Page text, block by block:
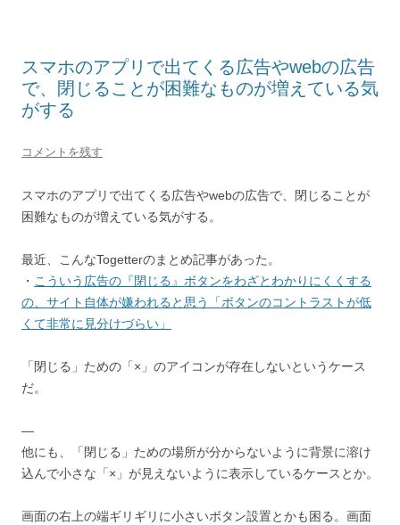
スマホのアプリで出てくる広告やwebの広告
で、閉じることが困難なものが増えている気
がする
コメントを残す
スマホのアプリで出てくる広告やwebの広告で、閉じることが
困難なものが増えている気がする。
最近、こんなTogetterのまとめ記事があった。
・ こういう広告の『閉じる』ボタンをわざとわかりにくくする
の、サイト自体が嫌われると思う「ボタンのコントラストが低
くて非常に見分けづらい」
「閉じる」ための「×」のアイコンが存在しないというケース
だ。
—
他にも、「閉じる」ための場所が分からないように背景に溶け
込んで小さな「×」が見えないように表示しているケースとか。
画面の右上の端ギリギリに小さいボタン設置とかも困る。画面